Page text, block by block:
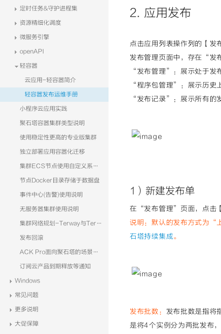
定时任务&守护进程集
资源精细化调度
微服务引擎
openAPI
轻容器
云应用-轻容器简介
轻容器发布运维手册
小程序云应用实践
聚石塔容器集群类型说明
使用稳定性更高的专业版集群
独立部署应用容器化迁移
集群ECS节点使用自定义系统镜像
节点Docker目录存储于数据盘
事件中心(告警)使用说明
无服务器集群使用说明
集群网络规划-Terway与Terway-eniip
发布回滚
ACK Pro面向聚石塔的场景分析
订阅云产品到期释放等通知
Windows
常见问题
更多说明
大促保障
2. 应用发布
点击应用列表操作列的【发
发布管理页面中，存在“
“发布管理”：展示处于发
“程序包管理”：展示历史
“发布记录”：展示所有的
1）新建发布单
在“发布管理”页面，点击
说明：默认的发布方式为“
石塔持续集成。
发布批数 ： 发布批数是指将
是将4个实例分为两批发布